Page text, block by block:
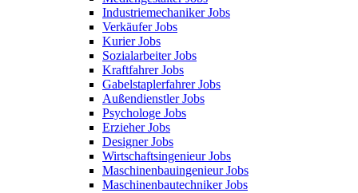
Industriemechaniker Jobs
Verkäufer Jobs
Kurier Jobs
Sozialarbeiter Jobs
Kraftfahrer Jobs
Gabelstaplerfahrer Jobs
Außendienstler Jobs
Psychologe Jobs
Erzieher Jobs
Designer Jobs
Wirtschaftsingenieur Jobs
Maschinenbauingenieur Jobs
Maschinenbautechniker Jobs